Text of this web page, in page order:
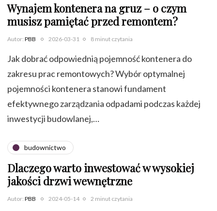
Wynajem kontenera na gruz – o czym
musisz pamiętać przed remontem?
Autor: PBB 2026-03-31 8 minut czytania
Jak dobrać odpowiednią pojemność kontenera do
zakresu prac remontowych? Wybór optymalnej
pojemności kontenera stanowi fundament
efektywnego zarządzania odpadami podczas każdej
inwestycji budowlanej,…
budownictwo
Dlaczego warto inwestować w wysokiej
jakości drzwi wewnętrzne
Autor: PBB 2024-05-14 2 minut czytania